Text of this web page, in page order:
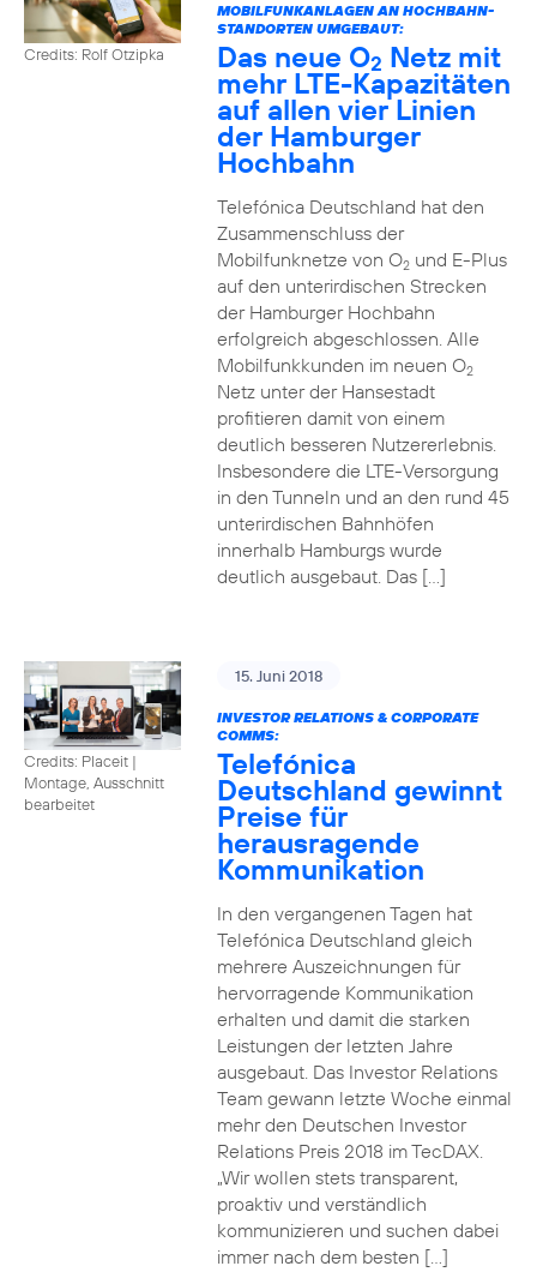
Credits: Rolf Otzipka
MOBILFUNKANLAGEN AN HOCHBAHN-
STANDORTEN UMGEBAUT:
Das neue O2 Netz mit
mehr LTE-Kapazitäten
auf allen vier Linien
der Hamburger
Hochbahn
Telefónica Deutschland hat den
Zusammenschluss der
Mobilfunknetze von O2und E-Plus
auf den unterirdischen Strecken
der Hamburger Hochbahn
erfolgreich abgeschlossen. Alle
Mobilfunkkunden im neuen O2
Netz unter der Hansestadt
profitieren damit von einem
deutlich besseren Nutzererlebnis.
Insbesondere die LTE-Versorgung
in den Tunneln und an den rund 45
unterirdischen Bahnhöfen
innerhalb Hamburgs wurde
deutlich ausgebaut. Das […]
Credits: Placeit |
Montage, Ausschnitt
bearbeitet
15. Juni 2018
INVESTOR RELATIONS & CORPORATE
COMMS:
Telefónica
Deutschland gewinnt
Preise für
herausragende
Kommunikation
In den vergangenen Tagen hat
Telefónica Deutschland gleich
mehrere Auszeichnungen für
hervorragende Kommunikation
erhalten und damit die starken
Leistungen der letzten Jahre
ausgebaut. Das Investor Relations
Team gewann letzte Woche einmal
mehr den Deutschen Investor
Relations Preis 2018 im TecDAX.
„Wir wollen stets transparent,
proaktiv und verständlich
kommunizieren und suchen dabei
immer nach dem besten […]